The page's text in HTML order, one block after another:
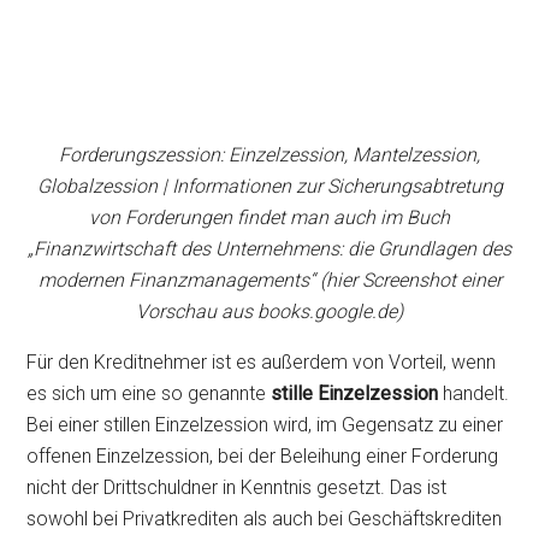
Forderungszession: Einzelzession, Mantelzession,
Globalzession | Informationen zur Sicherungsabtretung
von Forderungen findet man auch im Buch
„Finanzwirtschaft des Unternehmens: die Grundlagen des
modernen Finanzmanagements“ (hier Screenshot einer
Vorschau aus books.google.de)
Für den Kreditnehmer ist es außerdem von Vorteil, wenn
es sich um eine so genannte stille Einzelzession handelt.
Bei einer stillen Einzelzession wird, im Gegensatz zu einer
offenen Einzelzession, bei der Beleihung einer Forderung
nicht der Drittschuldner in Kenntnis gesetzt. Das ist
sowohl bei Privatkrediten als auch bei Geschäftskrediten